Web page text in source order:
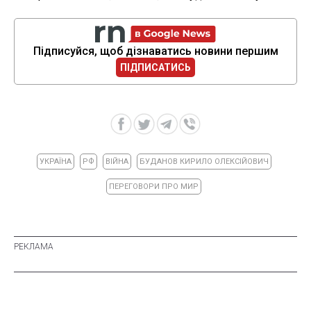
Підписуйся, щоб дізнаватись новини першим
ПІДПИСАТИСЬ
УКРАЇНА РФ ВІЙНА БУДАНОВ КИРИЛО ОЛЕКСІЙОВИЧ
ПЕРЕГОВОРИ ПРО МИР